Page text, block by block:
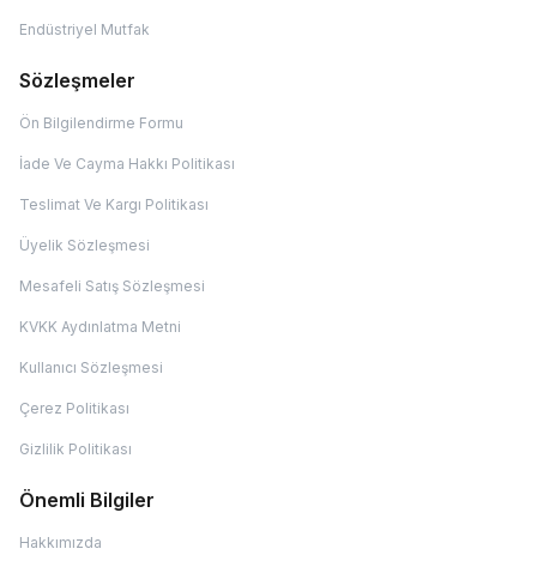
Endüstriyel Mutfak
Sözleşmeler
Ön Bilgilendirme Formu
İade Ve Cayma Hakkı Politikası
Teslimat Ve Kargı Politikası
Üyelik Sözleşmesi
Mesafeli Satış Sözleşmesi
KVKK Aydınlatma Metni
Kullanıcı Sözleşmesi
Çerez Politikası
Gizlilik Politikası
Önemli Bilgiler
Hakkımızda